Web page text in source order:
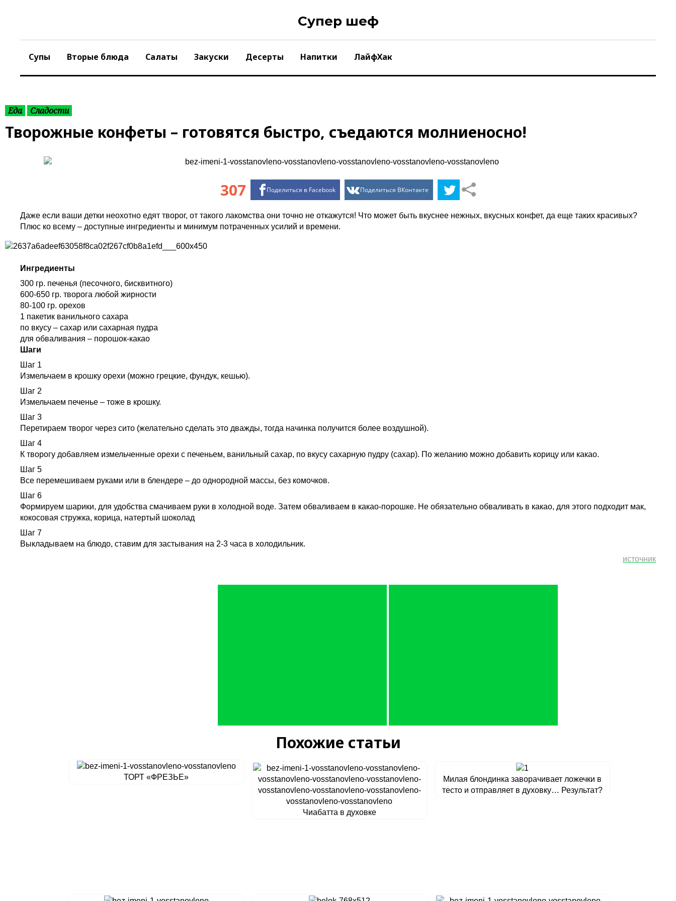
t
e
n
Супер шеф
Супы Вторые блюда Салаты Закуски Десерты Напитки ЛайфХак
Еда Сладости
Творожные конфеты – готовятся быстро, съедаются молниеносно!
307 Поделиться в Facebook Поделиться ВКонтакте
Даже если ваши детки неохотно едят творог, от такого лакомства они точно не откажутся! Что может быть вкуснее нежных, вкусных конфет, да еще таких красивых?
Плюс ко всему – доступные ингредиенты и минимум потраченных усилий и времени.
Ингредиенты
300 гр. печенья (песочного, бисквитного)
600-650 гр. творога любой жирности
80-100 гр. орехов
1 пакетик ванильного сахара
по вкусу – сахар или сахарная пудра
для обваливания – порошок-какао
Шаги
Шаг 1
Измельчаем в крошку орехи (можно грецкие, фундук, кешью).
Шаг 2
Измельчаем печенье – тоже в крошку.
Шаг 3
Перетираем творог через сито (желательно сделать это дважды, тогда начинка получится более воздушной).
Шаг 4
К творогу добавляем измельченные орехи с печеньем, ванильный сахар, по вкусу сахарную пудру (сахар). По желанию можно добавить корицу или какао.
Шаг 5
Все перемешиваем руками или в блендере – до однородной массы, без комочков.
Шаг 6
Формируем шарики, для удобства смачиваем руки в холодной воде. Затем обваливаем в какао-порошке. Не обязательно обваливать в какао, для этого подходит мак,
кокосовая стружка, корица, натертый шоколад
Шаг 7
Выкладываем на блюдо, ставим для застывания на 2-3 часа в холодильник.
источник
Похожие статьи
ТОРТ «ФРЕЗЬЕ»
Чиабатта в духовке
Милая блондинка заворачивает ложечки в
тесто и отправляет в духовку… Результат?